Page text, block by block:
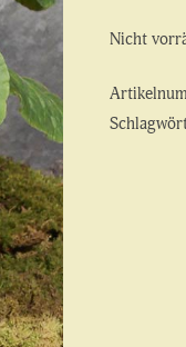
Nicht